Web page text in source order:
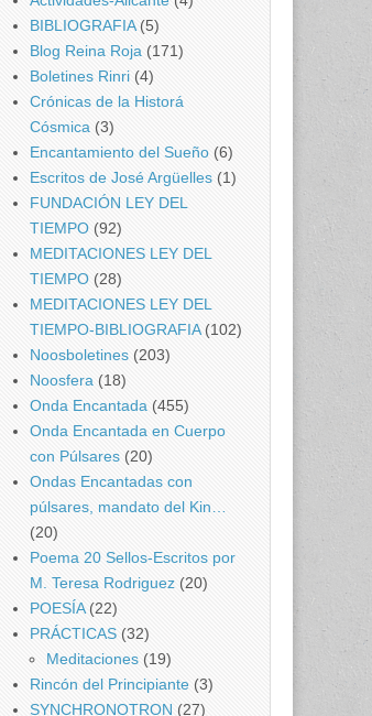
BIBLIOGRAFIA(5)
Blog Reina Roja (171)
Boletines Rinri (4)
Crónicas de la Historá
Cósmica (3)
Encantamiento del Sueño (6)
Escritos de José Argüelles (1)
FUNDACIÓN LEY DEL
TIEMPO (92)
MEDITACIONES LEY DEL
TIEMPO (28)
MEDITACIONES LEY DEL
TIEMPO-BIBLIOGRAFIA(102)
Noosboletines (203)
Noosfera (18)
Onda Encantada (455)
Onda Encantada en Cuerpo
con Púlsares (20)
Ondas Encantadas con
púlsares, mandato del Kin…
(20)
Poema 20 Sellos-Escritos por
M. Teresa Rodriguez (20)
POESÍA(22)
PRÁCTICAS (32)
Meditaciones (19)
Rincón del Principiante (3)
SYNCHRONOTRON (27)